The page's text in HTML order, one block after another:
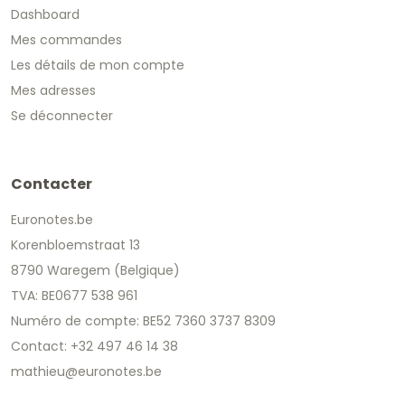
Dashboard
Mes commandes
Les détails de mon compte
Mes adresses
Se déconnecter
Contacter
Euronotes.be
Korenbloemstraat 13
8790 Waregem (Belgique)
TVA: BE0677 538 961
Numéro de compte: BE52 7360 3737 8309
Contact: +32 497 46 14 38
mathieu@euronotes.be